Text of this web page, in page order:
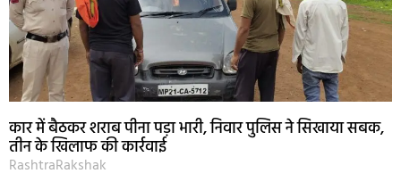
कार में बैठकर शराब पीना पड़ा भारी, निवार पुलिस ने सिखाया सबक,
तीन के खिलाफ की कार्रवाई
RashtraRakshak